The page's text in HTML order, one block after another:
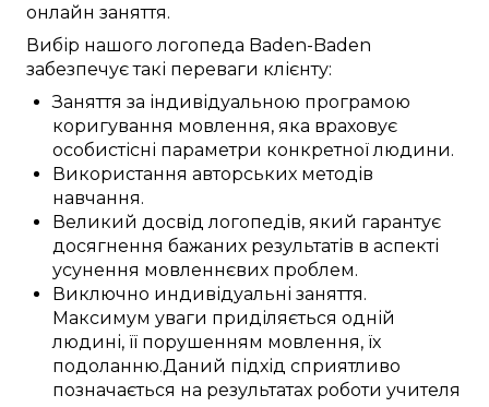
онлайн заняття.
Вибір нашого логопеда Baden-Baden
забезпечує такі переваги клієнту:
Заняття за індивідуальною програмою
коригування мовлення, яка враховує
особистісні параметри конкретної людини.
Використання авторських методів
навчання.
Великий досвід логопедів, який гарантує
досягнення бажаних результатів в аспекті
усунення мовленнєвих проблем.
Виключно индивідуальні заняття.
Максимум уваги приділяється одній
людині, її порушенням мовлення, їх
подоланню.Даний підхід сприятливо
позначається на результатах роботи учителя